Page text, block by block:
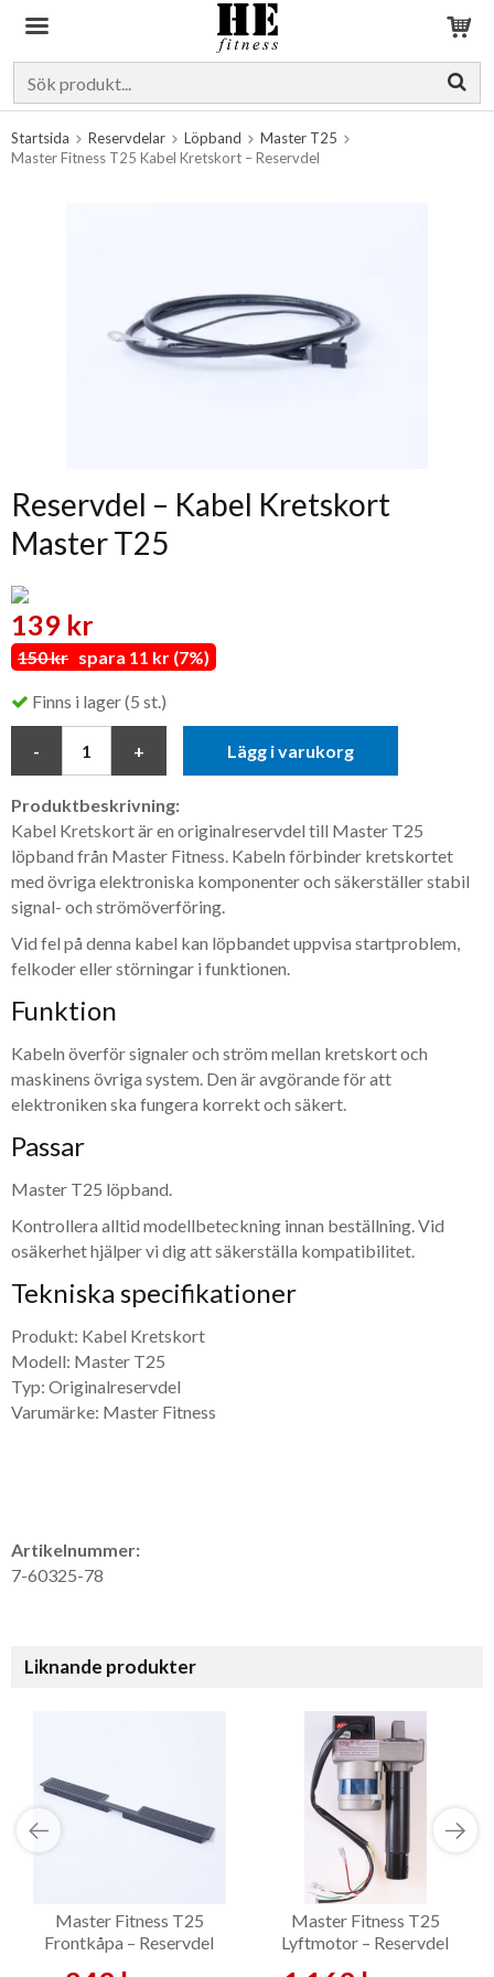
Startsida Reservdelar Löpband
Master T25
Master Fitness T25 Kabel Kretskort – Reservdel
Reservdel – Kabel Kretskort
Master T25
139 kr
150 kr spara 11 kr (7%)
Finns i lager (5 st.)
Lägg i varukorg
Produktbeskrivning:
Kabel Kretskort är en originalreservdel till Master T25
löpband från Master Fitness. Kabeln förbinder kretskortet
med övriga elektroniska komponenter och säkerställer stabil
signal- och strömöverföring.
Vid fel på denna kabel kan löpbandet uppvisa startproblem,
felkoder eller störningar i funktionen.
Funktion
Kabeln överför signaler och ström mellan kretskort och
maskinens övriga system. Den är avgörande för att
elektroniken ska fungera korrekt och säkert.
Passar
Master T25 löpband.
Kontrollera alltid modellbeteckning innan beställning. Vid
osäkerhet hjälper vi dig att säkerställa kompatibilitet.
Tekniska specifikationer
Produkt: Kabel Kretskort
Modell: Master T25
Typ: Originalreservdel
Varumärke: Master Fitness
Artikelnummer:
7-60325-78
Liknande produkter
Master Fitness T25
Frontkåpa – Reservdel
Master Fitness T25
Lyftmotor – Reservdel